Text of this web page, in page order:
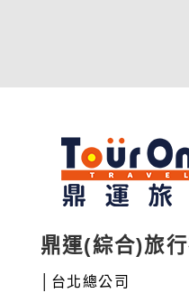
鼎運(綜合)旅
│台北總公司